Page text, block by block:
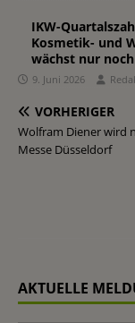
IKW-
Kosmetik- und
wächst nur
9. Juni 2026
VORHERIGER
Wolfram Diener wird
Messe Düsseldorf
AKTUELLE